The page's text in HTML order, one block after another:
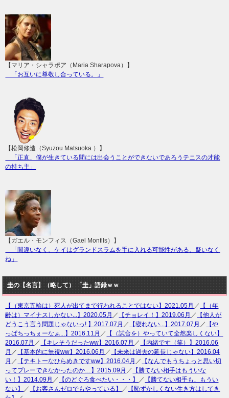
【マリア・シャラポア（Maria Sharapova）】
「お互いに尊敬し合っている。」
【松岡修造（Syuzou Matsuoka ）】
「正直、僕が生きている間には出会うことができないであろうテニスの才能
の持ち主」
【ガエル・モンフィス（Gael Monfils）】
「間違いなく、ケイはグランドスラムを手に入れる可能性がある、疑いなく
ね」
圭の【名言】（略して） 「圭」語録ｗｗ
【（東京五輪は）死人が出てまで行われることではない】2021.05月 ／
【（年
齢は）マイナスしかない...】2020.05月 ／ 【チョレイ！】2019.06月 ／
【他人が
どうこう言う問題じゃないっ! 】2017.07月 ／ 【寝れない...】2017.07月 ／
【や
っぱちっちぇーなぁ...】2016.11月 ／
【（試合を）やっていて全然楽しくない】
2016.07月 ／ 【キレそうだったww】2016.07月 ／
【内緒です（笑）】2016.06
月 ／ 【基本的に無視ww】2016.06月 ／
【未来は過去の延長じゃない】2016.04
月 ／ 【テキトーなひらめきですww】2016.04月 ／
【なんでもうちょっと思い切
ってプレーできなかったのか…】2015.09月 ／
【勝てない相手はもういな
い！】2014.09月 ／ 【のどぐろ食べたい・・・】 ／
【勝てない相手も、もうい
ない】
／ 【お客さんゼロでもやっている】 ／
【恥ずかしくない生き方はしてき